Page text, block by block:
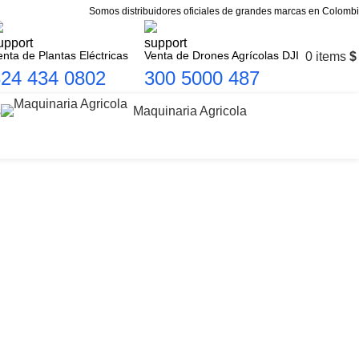
Somos distribuidores oficiales de grandes marcas en
de Plantas Eléctricas
434 0802
Venta de Drones Agrícolas DJI
300 5000 487
0 items $
Maquinaria Agricola